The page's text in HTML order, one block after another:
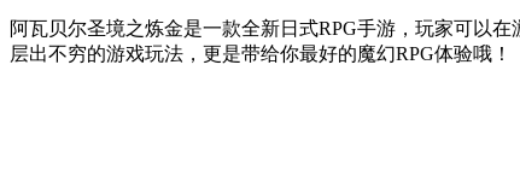
阿瓦贝尔圣境之炼金是一款全新日式RPG手游，玩家可以
层出不穷的游戏玩法，更是带给你最好的魔幻RPG体验哦！